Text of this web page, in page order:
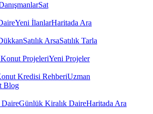
Sat
Yeni İlanlarHaritada Ara
Satılık ArsaSatılık Tarla
ProjeleriYeni Projeler
Kredisi RehberiUzman
Blog
DaireGünlük Kiralık DaireHaritada Ara